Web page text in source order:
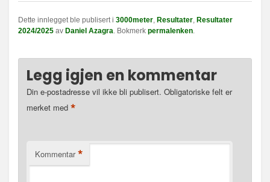
Dette innlegget ble publisert i 3000meter, Resultater, Resultater
2024/2025 av Daniel Azagra. Bokmerk permalenken.
Legg igjen en kommentar
Din e-postadresse vil ikke bli publisert. Obligatoriske felt er
merket med *
Kommentar *